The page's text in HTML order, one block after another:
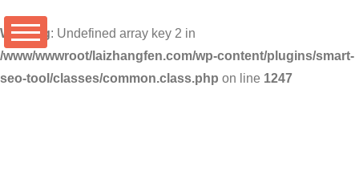
Warning: Undefined array key 2 in
/www/wwwroot/laizhangfen.com/wp-content/plugins/smart-
seo-tool/classes/common.class.php on line 1247